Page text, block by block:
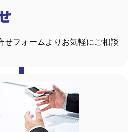
せフォームよりお気軽にご相談